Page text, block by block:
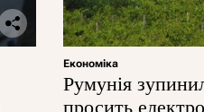
Економіка
Румунія
просить